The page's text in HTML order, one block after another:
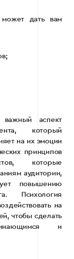
может дать вам
важный аспект
который
на их эмоции
принципов
которые
аудитории,
повышению
Психология
на
чтобы сделать
и